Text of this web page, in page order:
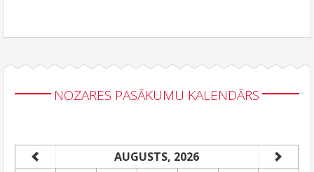
NOZARES PASĀKUMU KALENDĀRS
AUGUSTS, 2026